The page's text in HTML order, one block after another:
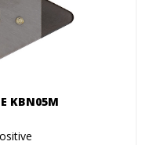
KBN05M